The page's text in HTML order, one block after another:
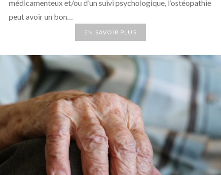
médicamenteux et/ou d’un suivi psychologique, l’ostéopathie
peut avoir un bon…
EN SAVOIR PLUS